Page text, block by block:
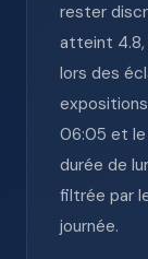
rester
atteint 4.8,
lors des
06:05 et le
durée de
filtrée par
journée.